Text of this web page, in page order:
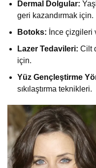
Dermal Dolgular:
geri kazandırmak için.
Botoks: İnce çizgileri
Lazer Tedavileri: Cilt
için.
Yüz Gençleştirme
sıkılaştırma teknikleri.